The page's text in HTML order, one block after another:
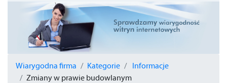
Wiarygodna firma Kategorie
Informacje
Zmiany w prawie budowlanym